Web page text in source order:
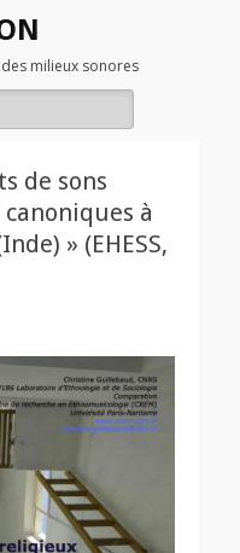
milieux sonores
de sons
à
» (EHESS,